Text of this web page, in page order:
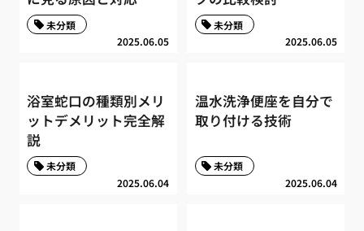
2025.06.05
未分類
2025.06.05
未分類
浴室蛇口の種類別メリ
ットデメリット完全解
説
2025.06.04
未分類
温水洗浄便座を自分で
取り付ける技術
2025.06.04
未分類